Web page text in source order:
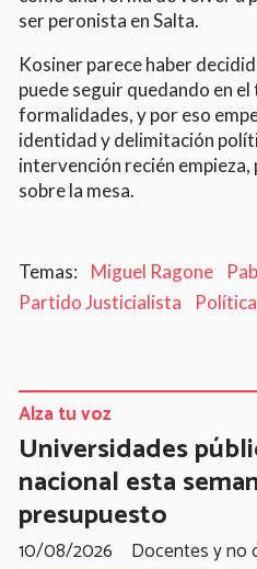
ser peronista en Salta.
Kosiner parece haber
puede seguir quedando en
formalidades, y por eso
identidad y delimitación
intervención recién
sobre la mesa.
Miguel Ragone
Partido Justicialista
Política
Universidades
nacional esta
presupuesto
Docentes y no
Alza tu voz
10/08/2026